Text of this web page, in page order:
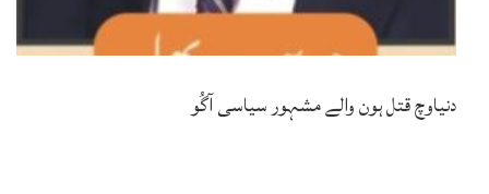
دنیاوچ قتل ہون والے مشہور سیاسی آگُو